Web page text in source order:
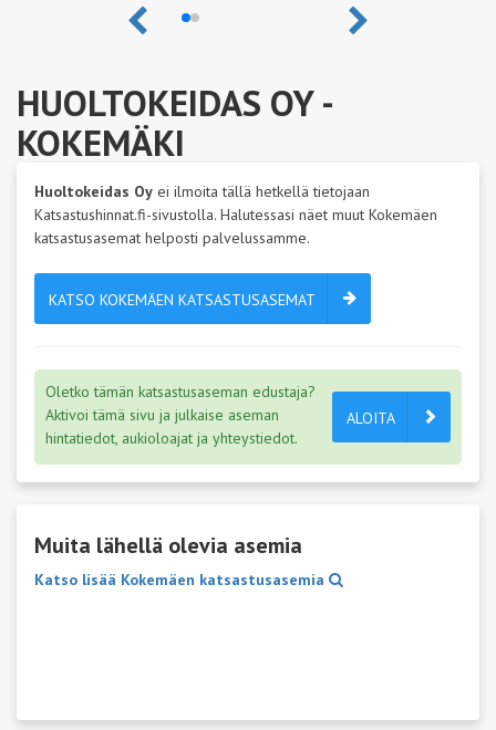
HUOLTOKEIDAS OY-
KOKEMÄKI
Huoltokeidas Oy ei ilmoita tällä hetkellä tietojaan
Katsastushinnat.fi-sivustolla. Halutessasi näet muut Kokemäen
katsastusasemat helposti palvelussamme.
KATSO KOKEMÄEN KATSASTUSASEMAT
ALOITA
Oletko tämän katsastusaseman edustaja?
Aktivoi tämä sivu ja julkaise aseman
hintatiedot, aukioloajat ja yhteystiedot.
Muita lähellä olevia asemia
Katso lisää Kokemäen katsastusasemia